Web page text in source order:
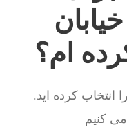
ام؟
کرده اید.
کنیم